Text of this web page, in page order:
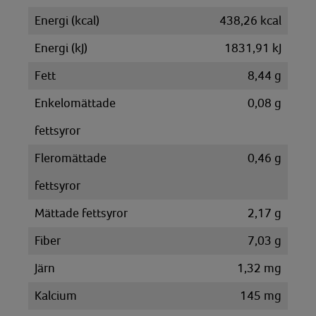
Energi (kcal)
438,26 kcal
Energi (kJ)
1831,91 kJ
Fett
8,44 g
Enkelomättade
fettsyror
0,08 g
Fleromättade
fettsyror
0,46 g
Mättade fettsyror
2,17 g
Fiber
7,03 g
Järn
1,32 mg
Kalcium
145 mg